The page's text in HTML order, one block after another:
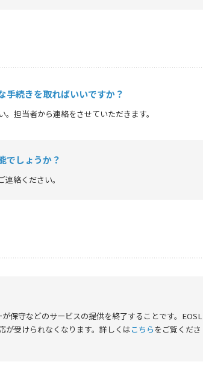
手続きを取ればいいですか？
。担当者から連絡をさせていただきます。
でしょうか？
連絡ください。
保守などのサービスの提供を終了することです。EOSL
が受けられなくなります。詳しくはこちらをご覧くださ